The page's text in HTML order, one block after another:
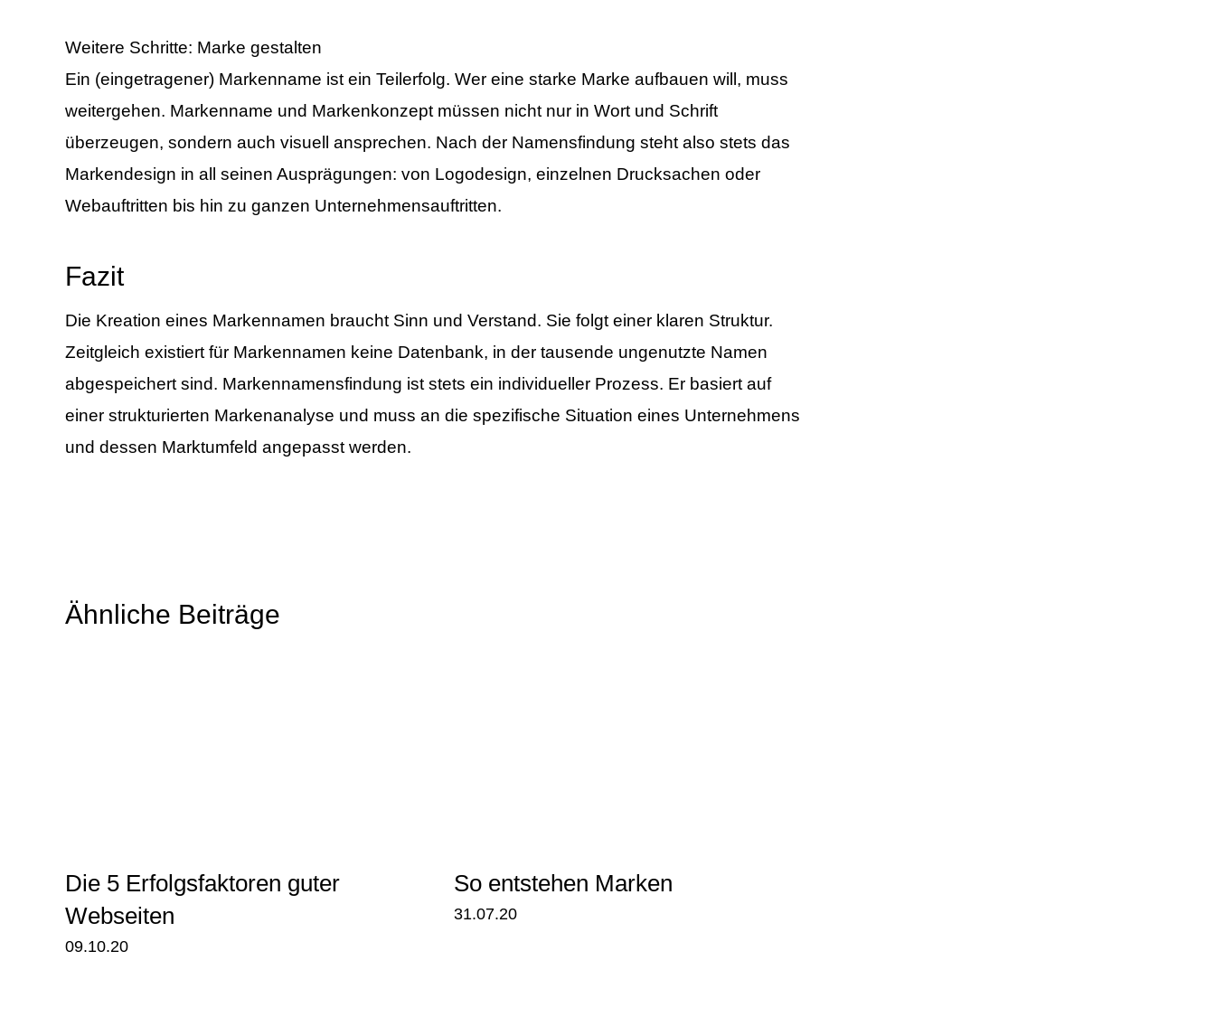
Weitere Schritte: Marke gestalten
Ein (eingetragener) Markenname ist ein Teilerfolg. Wer eine starke Marke aufbauen will, muss
weitergehen. Markenname und Markenkonzept müssen nicht nur in Wort und Schrift
überzeugen, sondern auch visuell ansprechen. Nach der Namensfindung steht also stets das
Markendesign in all seinen Ausprägungen: von Logodesign, einzelnen Drucksachen oder
Webauftritten bis hin zu ganzen Unternehmensauftritten.
Fazit
Die Kreation eines Markennamen braucht Sinn und Verstand. Sie folgt einer klaren Struktur.
Zeitgleich existiert für Markennamen keine Datenbank, in der tausende ungenutzte Namen
abgespeichert sind. Markennamensfindung ist stets ein individueller Prozess. Er basiert auf
einer strukturierten Markenanalyse und muss an die spezifische Situation eines Unternehmens
und dessen Marktumfeld angepasst werden.
Ähnliche Beiträge
Die 5 Erfolgsfaktoren guter
Webseiten
09.10.20
So entstehen Marken
31.07.20